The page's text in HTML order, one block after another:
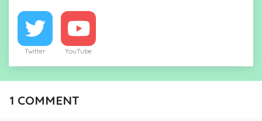
Twitter YouTube
1 COMMENT